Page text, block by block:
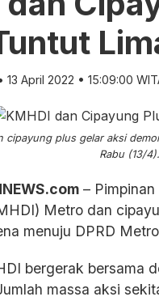
13 April 2022 • 15:09:00
cipayung plus gelar aksi
Rabu (13/
–
Metro dan
menuju DPRD
bergerak bersama
massa aksi